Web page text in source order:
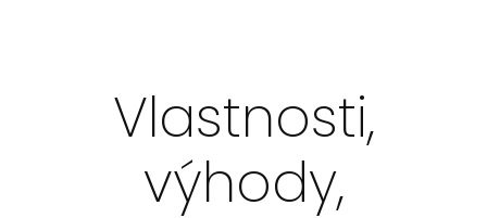
Vlastnosti,
výhody,